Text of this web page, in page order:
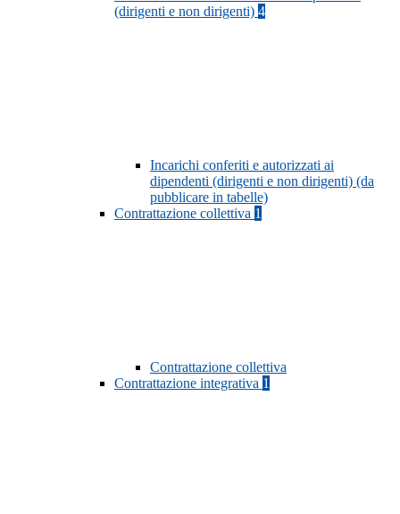
(dirigenti e non dirigenti) 4
Incarichi conferiti e autorizzati ai
dipendenti (dirigenti e non dirigenti) (da
pubblicare in tabelle)
Contrattazione collettiva 1
Contrattazione collettiva
Contrattazione integrativa 1